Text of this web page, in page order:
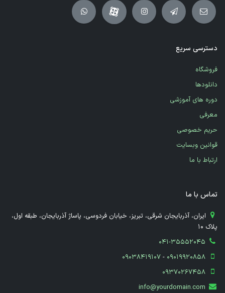
دسترسی سریع
فروشگاه
دانلودها
دوره های آموزشی
معرفی
حریم خصوصی
قوانین وبسایت
ارتباط با ما
تماس با ما
​ ایران، آذربایجان شرقی، تبریز، خیابان فردوسی، پاساژ آذربایجان، طبقه اول،
پلاک 10
041-35552045
09038419107-09019920858
09370267458
info@yourdomain.com